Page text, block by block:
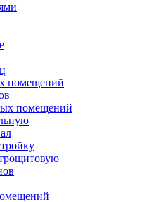
помещений
помещений